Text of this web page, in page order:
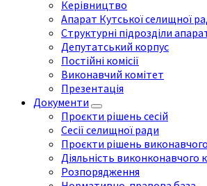
Керівництво
Апарат Кутської селищної
Структурні підрозділи
Депутатський корпус
Постійні комісії
Виконавчий комітет
Презентація
Документи
Проєкти рішень сесій
Сесії селищної ради
Проєкти рішень
Діяльність виконконавчого
Розпорядження